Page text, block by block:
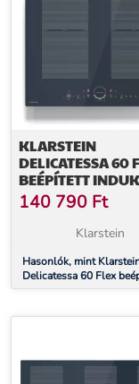
KLARSTEIN
DELICATESSA 60
BEÉPÍTETT
FŐZŐLAP, 7000 W,
FLEXI ZÓNA,
INDUKCIÓ
140 790 Ft
Klarstein
Hasonlók, mint
Delicatessa 60 Flex
indukciós főzőlap,